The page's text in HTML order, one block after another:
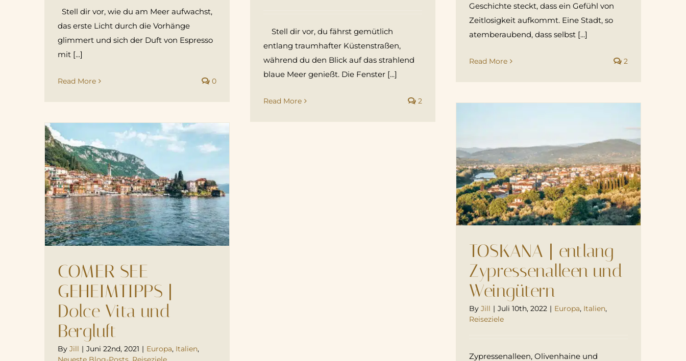
Stell dir vor, wie du am Meer aufwachst,
das erste Licht durch die Vorhänge
glimmert und sich der Duft von Espresso
mit [...]
Read More 0
Stell dir vor, du fährst gemütlich
entlang traumhafter Küstenstraßen,
während du den Blick auf das strahlend
blaue Meer genießt. Die Fenster [...]
Read More 2
Geschichte steckt, dass ein Gefühl von
Zeitlosigkeit aufkommt. Eine Stadt, so
atemberaubend, dass selbst [...]
Read More 2
TOSKANA | entlang
Zypressenalleen und
Weingütern
By Jill | Juli 10th, 2022 | Europa, Italien,
Reiseziele
Zypressenalleen, Olivenhaine und
COMER SEE
GEHEIMTIPPS |
Dolce Vita und
Bergluft
By Jill | Juni 22nd, 2021 | Europa, Italien,